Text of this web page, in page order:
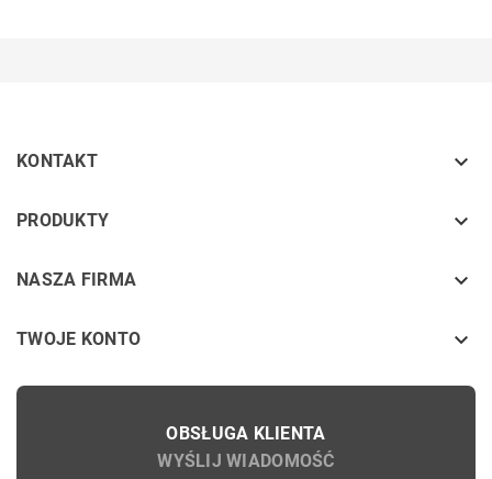
KONTAKT 
PRODUKTY keyboard_arrow_down
NASZA FIRMA keyboard_arrow_down
TWOJE KONTO 
OBSŁUGA KLIENTA
WYŚLIJ WIADOMOŚĆ